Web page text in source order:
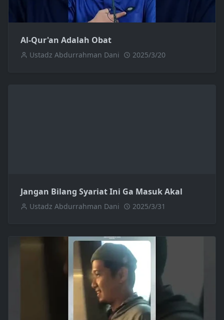
Al-Qur'an Adalah Obat
Ustadz Abdurrahman Dani 2025/3/20
Jangan Bilang Syariat Ini Ga Masuk Akal
Ustadz Abdurrahman Dani 2025/3/31